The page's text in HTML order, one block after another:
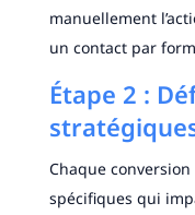
manuellement
un contact par
Étape 2 :
Chaque
spécifiques qui